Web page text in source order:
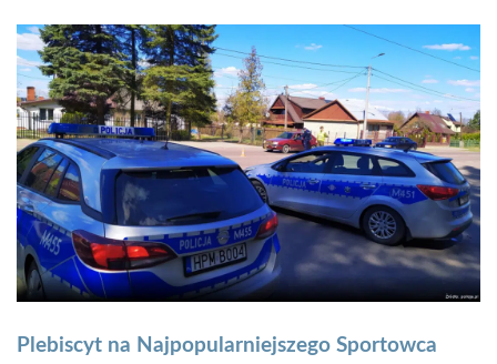
Plebiscyt na Najpopularniejszego Sportowca